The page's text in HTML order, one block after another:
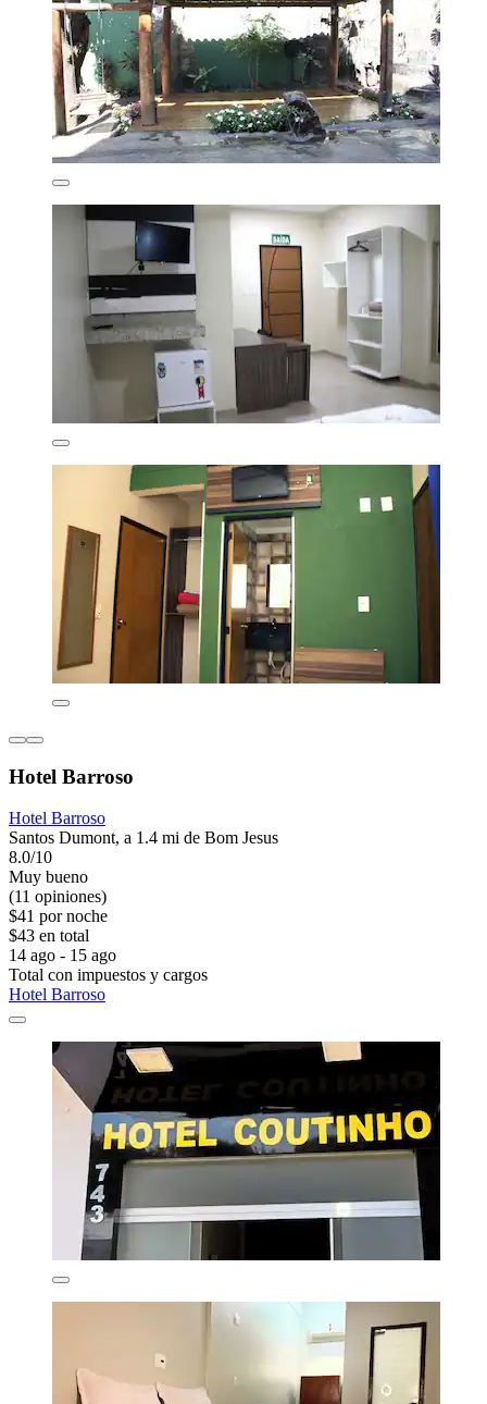
Hotel Barroso
Hotel Barroso
Santos Dumont, a 1.4 mi de Bom Jesus
8.0/10
Muy bueno
(11 opiniones)
$41 por noche
$43 en total
14 ago - 15 ago
Total con impuestos y cargos
Hotel Barroso